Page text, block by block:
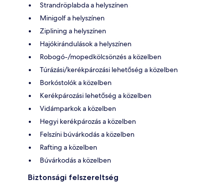
Strandröplabda a helyszínen
Minigolf a helyszínen
Ziplining a helyszínen
Hajókirándulások a helyszínen
Robogó-/mopedkölcsönzés a közelben
Túrázási/kerékpározási lehetőség a közelben
Borkóstolók a közelben
Kerékpározási lehetőség a közelben
Vidámparkok a közelben
Hegyi kerékpározás a közelben
Felszíni búvárkodás a közelben
Rafting a közelben
Búvárkodás a közelben
Biztonsági felszereltség